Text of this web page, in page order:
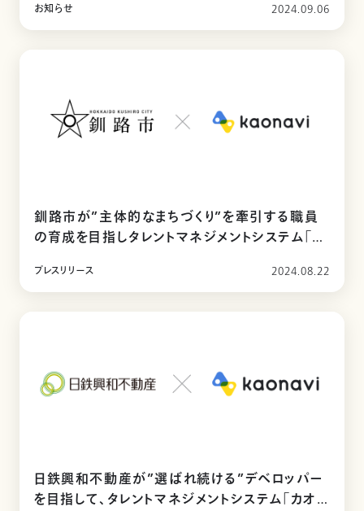
お知らせ 2024.09.06
釧路市が”主体的なまちづくり”を牽引する職員
の育成を目指しタレントマネジメントシステム「カ
プレスリリース 2024.08.22
日鉄興和不動産が”選ばれ続ける”デベロッパー
を目指して、タレントマネジメントシステム「カオナ